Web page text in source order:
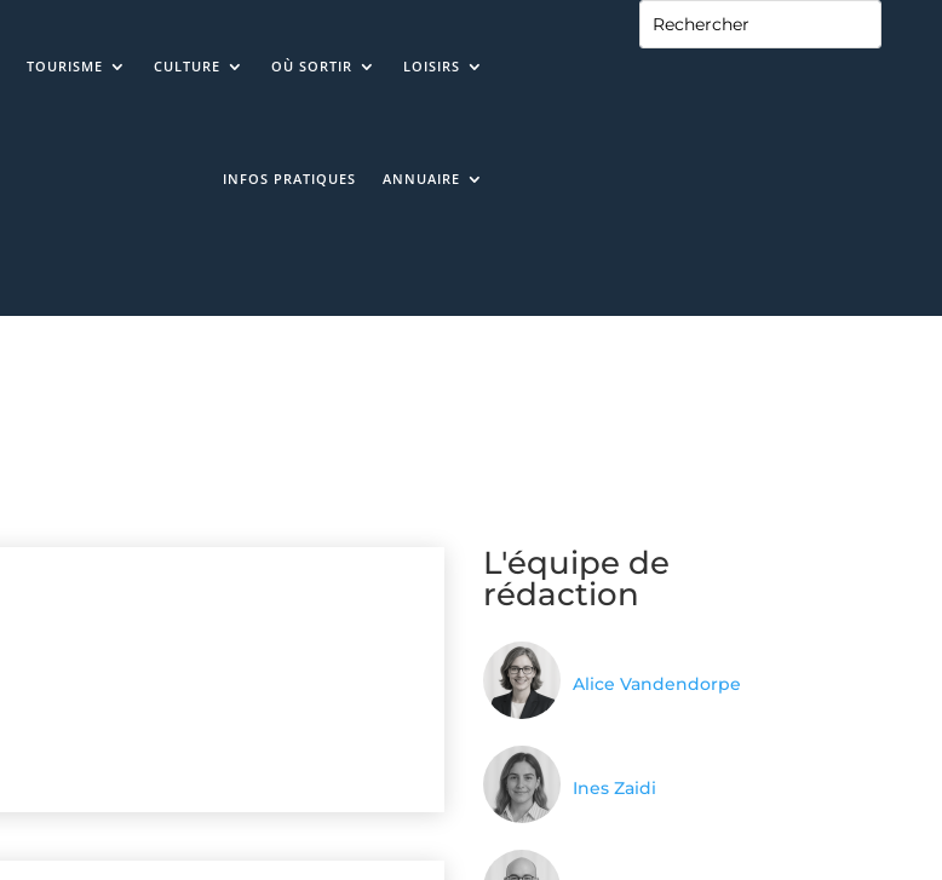
TOURISME CULTURE OÙ SORTIR LOISIRS
INFOS PRATIQUES ANNUAIRE
L'équipe de
rédaction
Alice Vandendorpe
Ines Zaidi